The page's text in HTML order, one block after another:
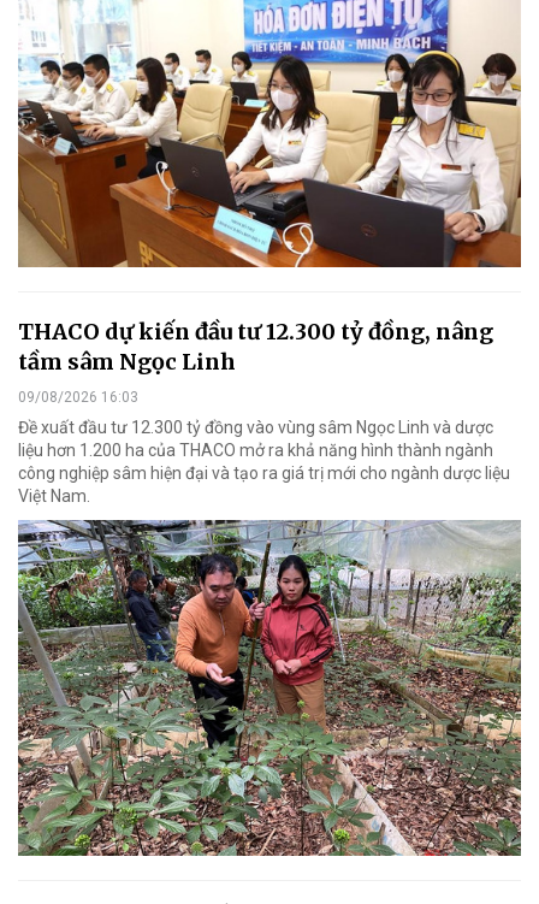
THACO dự kiến đầu tư 12.300 tỷ đồng, nâng
tầm sâm Ngọc Linh
09/08/2026 16:03
Đề xuất đầu tư 12.300 tỷ đồng vào vùng sâm Ngọc Linh và dược
liệu hơn 1.200 ha của THACO mở ra khả năng hình thành ngành
công nghiệp sâm hiện đại và tạo ra giá trị mới cho ngành dược liệu
Việt Nam.